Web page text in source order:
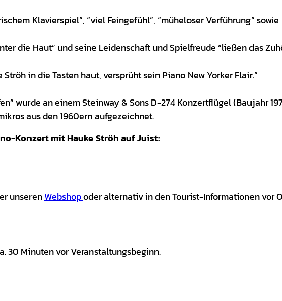
Klavierspiel”, “viel Feingefühl”, “müheloser Verführung” sowie
die Haut” und seine Leidenschaft und Spielfreude “ließen das
Ströh in die Tasten haut, versprüht sein Piano New Yorker Flair.”
wurde an einem Steinway & Sons D-274 Konzertflügel (Baujahr
aus den 1960ern aufgezeichnet.
Konzert mit Hauke Ströh auf Juist:
unserenWebshopoder alternativ in den Tourist-Informationen vor
30 Minuten vor Veranstaltungsbeginn.